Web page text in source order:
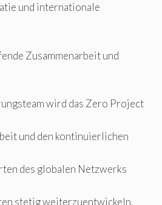
und internationale
Zusammenarbeit und
wird das Zero Project
und den kontinuierlichen
des globalen Netzwerks
stetig weiterzuentwickeln.